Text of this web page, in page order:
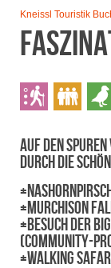
Kneissl Touristik
Auf den
durch die
+Murchison
+Besuch der
(Community-
+Walking